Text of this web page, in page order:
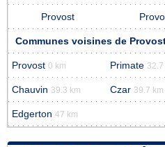
Provost
Communes voisines de
Provost 0 km Primate 32.7
Chauvin 39.3 km Czar 39.7 km
Edgerton 47 km